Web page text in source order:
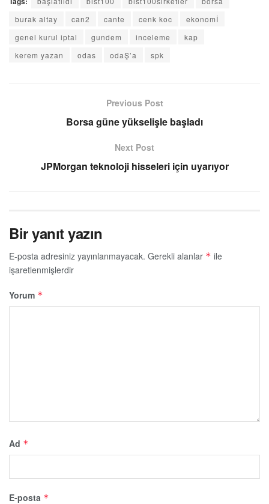
burak altay
can2 cante cenk koc
ekonomİ
genel kurul iptal
gundem inceleme
kap
kerem yazan
odas odaŞ’a spk
Previous Post
Borsa güne yükselişle başladı
Next Post
JPMorgan teknoloji hisseleri için uyarıyor
Bir yanıt yazın
E-posta adresiniz yayınlanmayacak. Gerekli alanlar * ile
işaretlenmişlerdir
Yorum *
Ad *
E-posta *